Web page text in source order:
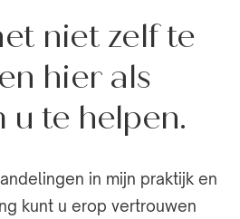
niet zelf te
hier als
u te helpen.
in mijn praktijk en
kunt u erop vertrouwen